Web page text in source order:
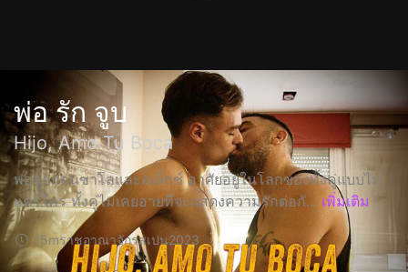
พ่อ รัก จูบ
Hijo, Amo Tu Boca
พ่อลููกกอนซาโลและอเล็กซ์ อาศัยอยู่ในโลกของทั้งคู่แบบไม่
แคร์ใคร ทั้งคู่ไม่เคยอายที่จะแสดงความรักต่อกั... เพิ่มเติม
15mราชอาณาจักรสเปน2023